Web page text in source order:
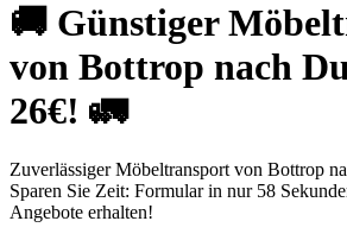
🚚 Günstiger
von Bottrop nach
26€! 🚛
Zuverlässiger Möbeltransport von Bottrop
Sparen Sie Zeit: Formular in nur 58
Angebote erhalten!